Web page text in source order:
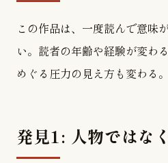
この作品は、一度読んで意味
い。読者の年齢や経験が変わ
めぐる圧力の見え方も変わる。
発見1: 人物ではな